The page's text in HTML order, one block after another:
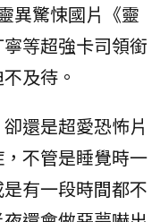
異驚悚國片《靈
等超強卡司領銜
及待。
還是超愛恐怖片
不管是睡覺時一
有一段時間都不